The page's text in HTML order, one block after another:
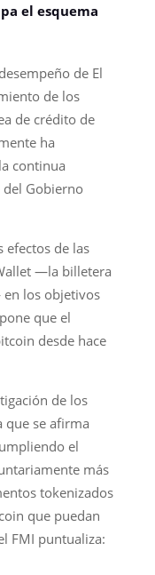
el esquema
de El
de los
de crédito de
ha
continua
Gobierno
efectos de las
—la billetera
los objetivos
que el
desde hace
de los
que se afirma
el
más
tokenizados
que puedan
FMI puntualiza: